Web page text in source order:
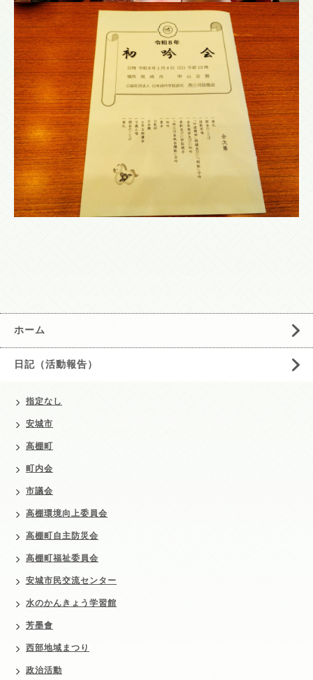
ホーム
日記（活動報告）
指定なし
安城市
高棚町
町内会
市議会
高棚環境向上委員会
高棚町自主防災会
高棚町福祉委員会
安城市民交流センター
水のかんきょう学習館
芳墨會
西部地域まつり
政治活動